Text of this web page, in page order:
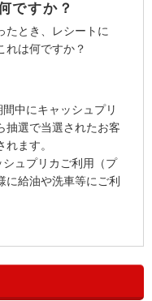
ですか？
たとき、レシートに
れは何ですか？
中にキャッシュプリ
抽選で当選されたお客
ます。
ュプリカご利用（プ
に給油や洗車等にご利